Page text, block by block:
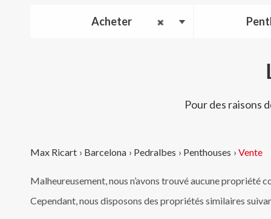
Acheter
Pour des raisons
Max Ricart › Barcelona › Pedralbes › Penthouses › Vente
Malheureusement, nous n’avons trouvé aucune propriété
Cependant, nous disposons des propriétés similaires